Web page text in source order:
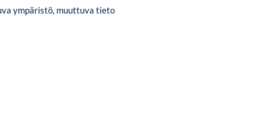
ympäristö, muuttuva tieto